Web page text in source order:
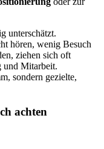
unterschätzt.
hören, wenig Besuch
ziehen sich oft
und Mitarbeit.
sondern gezielte,
achten